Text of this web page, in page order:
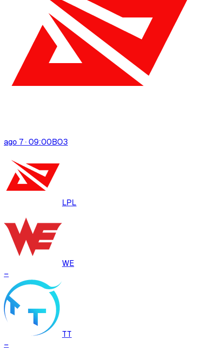
ago 7 · 09:00BO3
LPL
WE
–
TT
–